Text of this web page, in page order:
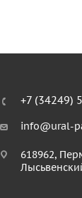
+7 (34249)
info@ural-
618962,